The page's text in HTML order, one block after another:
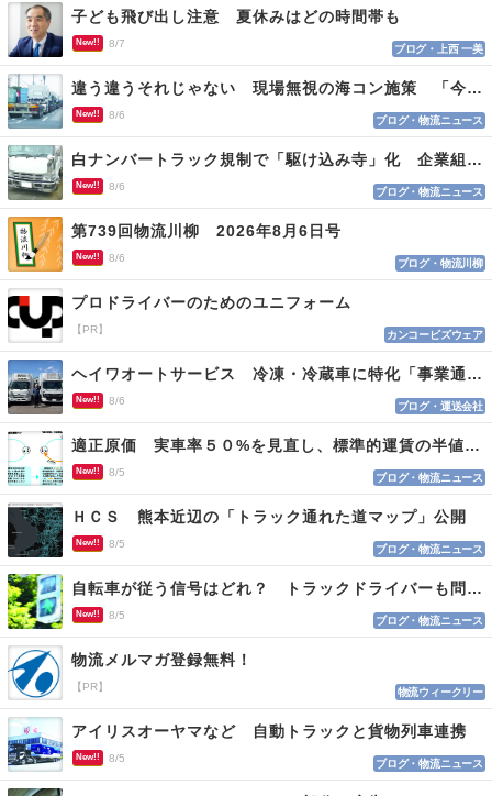
子ども飛び出し注意 夏休みはどの時間帯も
New!! 8/7 ブログ・上西 一美
違う違うそれじゃない 現場無視の海コン施策 「今でも平均２～３時間は待つ」
New!! 8/6 ブログ・物流ニュース
白ナンバートラック規制で「駆け込み寺」化 企業組合が入会基準を見直しへ
New!! 8/6 ブログ・物流ニュース
第739回物流川柳 2026年8月6日号
New!! 8/6 ブログ・物流川柳
プロドライバーのためのユニフォーム
【PR】 カンコービズウェア
ヘイワオートサービス 冷凍・冷蔵車に特化「事業通じ貢献目指す」
New!! 8/6 ブログ・運送会社
適正原価 実車率５０%を見直し、標準的運賃の半値の恐れも
New!! 8/5 ブログ・物流ニュース
ＨＣＳ 熊本近辺の「トラック通れた道マップ」公開
New!! 8/5 ブログ・物流ニュース
自転車が従う信号はどれ？ トラックドライバーも問われる認識
New!! 8/5 ブログ・物流ニュース
物流メルマガ登録無料！
【PR】 物流ウィークリー
アイリスオーヤマなど 自動トラックと貨物列車連携
New!! 8/5 ブログ・物流ニュース